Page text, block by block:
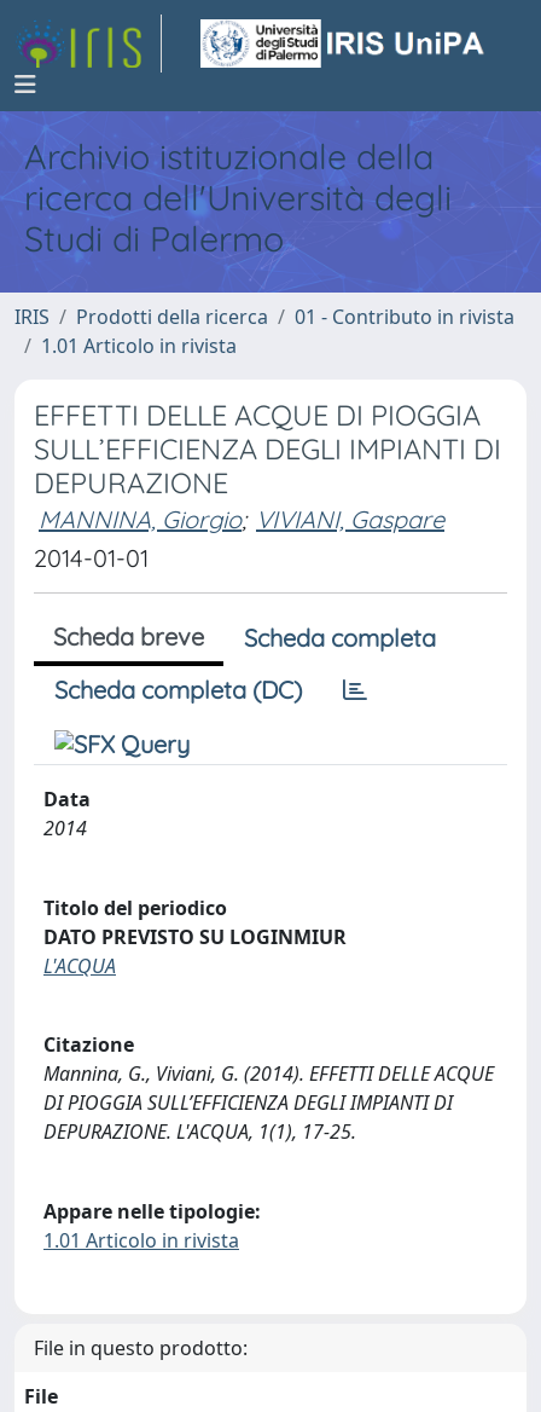
Archivio istituzionale della
ricerca dell'Università degli
Studi di Palermo
IRIS Prodotti della ricerca
01 - Contributo in rivista
1.01 Articolo in rivista
EFFETTI DELLE ACQUE DI PIOGGIA
SULL’EFFICIENZA DEGLI IMPIANTI DI
DEPURAZIONE
MANNINA, Giorgio; VIVIANI, Gaspare
2014-01-01
Scheda breve
Scheda completa
Scheda completa (DC)
Data
2014
Titolo del periodico
DATO PREVISTO SU LOGINMIUR
L'ACQUA
Citazione
Mannina, G., Viviani, G. (2014). EFFETTI DELLE ACQUE
DI PIOGGIA SULL’EFFICIENZA DEGLI IMPIANTI DI
DEPURAZIONE. L'ACQUA, 1(1), 17-25.
Appare nelle tipologie:
1.01 Articolo in rivista
File in questo prodotto:
File